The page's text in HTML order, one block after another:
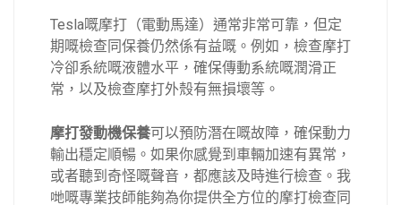
Tesla嘅摩打（電動馬達）通常非常可靠，但定
期嘅檢查同保養仍然係有益嘅。例如，檢查摩打
冷卻系統嘅液體水平，確保傳動系統嘅潤滑正
常，以及檢查摩打外殼有無損壞等。
摩打發動機保養可以預防潛在嘅故障，確保動力
輸出穩定順暢。如果你感覺到車輛加速有異常，
或者聽到奇怪嘅聲音，都應該及時進行檢查。我
哋嘅專業技師能夠為你提供全方位的摩打檢查同